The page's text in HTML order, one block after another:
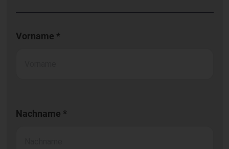
Vorname *
Nachname *